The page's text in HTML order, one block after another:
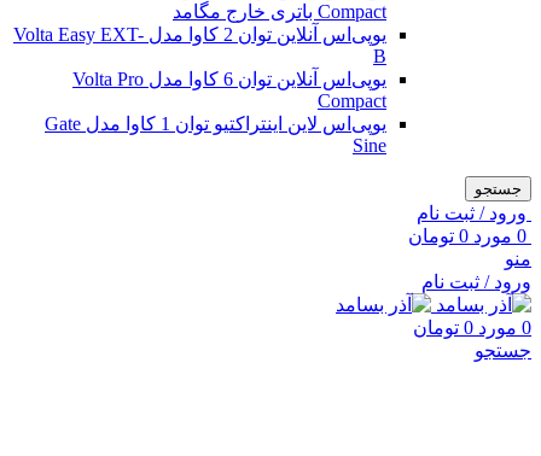
Compact باتری خارج مگامد
یو‌پی‌اس آنلاین توان 2 کاوا مدل Volta Easy EXT-
B
یو‌پی‌اس آنلاین توان 6 کاوا مدل Volta Pro
Compact
یو‌پی‌اس لاین اینتراکتیو توان 1 کاوا مدل Gate
Sine
جستجو
ورود / ثبت نام
0 مورد 0 تومان
منو
ورود / ثبت نام
0 مورد 0 تومان
جستجو